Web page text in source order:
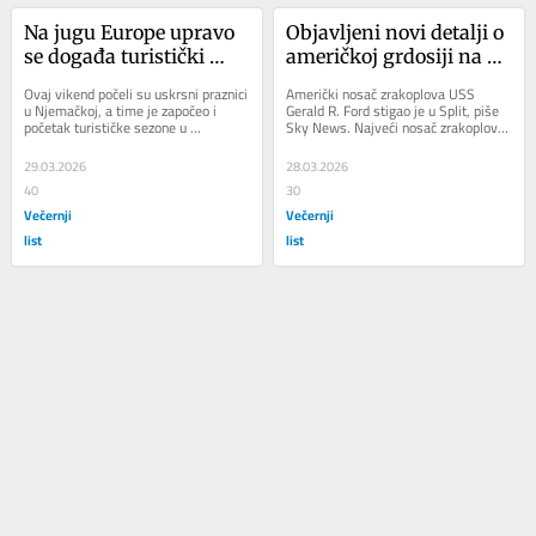
Na jugu Europe upravo
se događa turistički
nahrupili, kapaciteti se
brzo pune
Ovaj vikend počeli su uskrsni praznici
u Njemačkoj, a time je započeo i
početak turističke sezone u
Španjolskoj, piše Taggeschau.
Upravitelj...
29.03.2026
40
Večernji
list
Objavljeni novi detalji o
američkoj grdosiji na
Oglasio se Izrael,
pogledajte nove
Američki nosač zrakoplova USS
Gerald R. Ford stigao je u Split, piše
Sky News. Najveći nosač zrakoplova
na svijetu bio je na popravcima u
bazi...
28.03.2026
30
Večernji
list